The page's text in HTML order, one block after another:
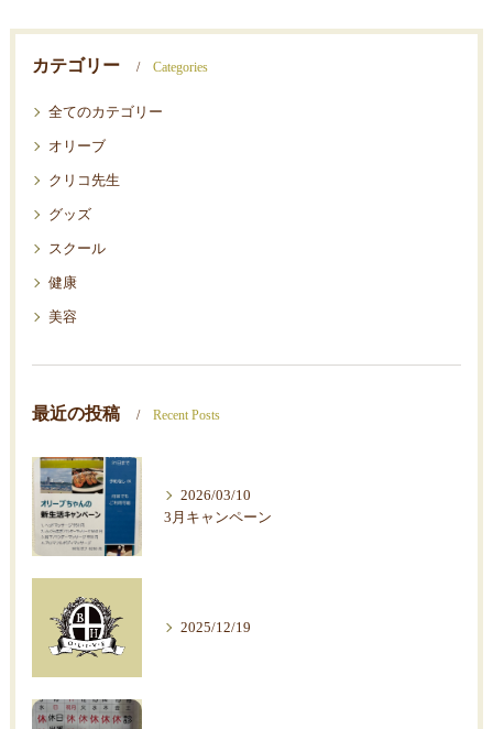
カテゴリー Categories
全てのカテゴリー
オリーブ
クリコ先生
グッズ
スクール
健康
美容
最近の投稿 Recent Posts
2026/03/10
3月キャンペーン
2025/12/19